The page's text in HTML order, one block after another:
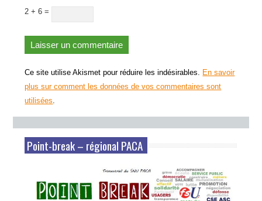
2 + 6 =
Ce site utilise Akismet pour réduire les indésirables. En savoir
plus sur comment les données de vos commentaires sont
utilisées.
Point-break – régional PACA